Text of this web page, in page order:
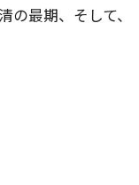
の最期、そして、